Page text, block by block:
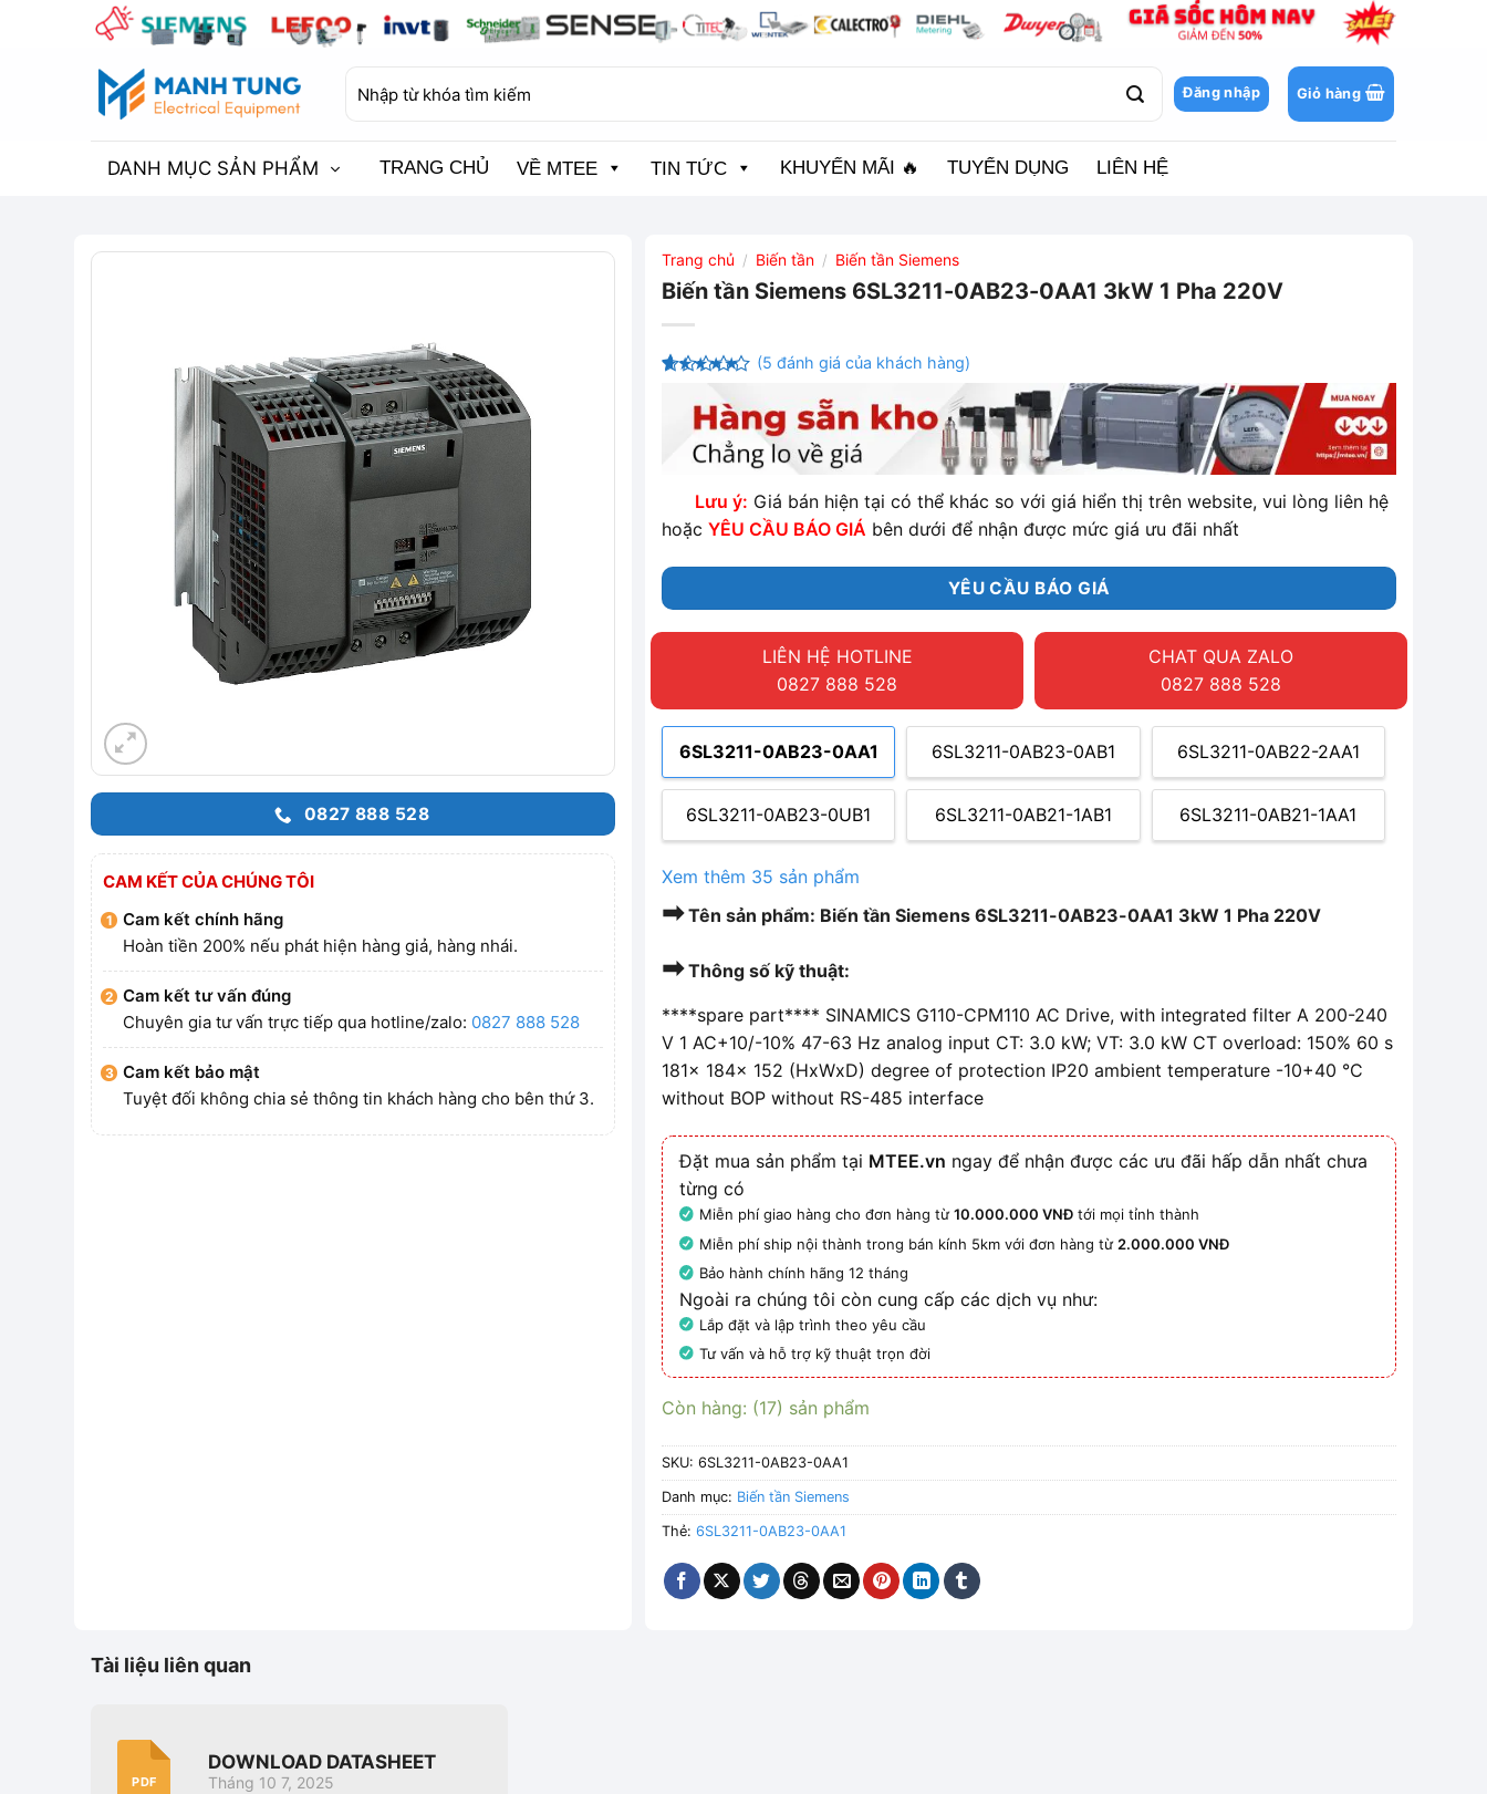
kiếm:
Đăng nhập Giỏ hàng
DANH MỤC SẢN PHẨM TRANG CHỦ VỀ MTEE TIN TỨC KHUYẾN MÃI 🔥 TUYỂN DỤNG LIÊN HỆ
0827 888 528
CAM KẾT CỦA CHÚNG TÔI
Cam kết chính hãng
Hoàn tiền 200% nếu phát hiện hàng giả, hàng nhái.
Cam kết tư vấn đúng
Chuyên gia tư vấn trực tiếp qua hotline/zalo: 0827 888 528
Cam kết bảo mật
Tuyệt đối không chia sẻ thông tin khách hàng cho bên thứ 3.
Trang chủ / Biến tần / Biến tần Siemens
Biến tần Siemens 6SL3211-0AB23-0AA1 3kW 1 Pha 220V
trên
5 dựa
trênđánh
(5 đánh giá của khách hàng)
Lưu ý: Giá bán hiện tại có thể khác so với giá hiển thị trên website, vui lòng liên hệ
hoặcYÊU CẦU BÁO GIÁ bên dưới để nhận được mức giá ưu đãi nhất
YÊU CẦU BÁO GIÁ
LIÊN HỆ HOTLINE
0827 888 528
CHAT QUA ZALO
0827 888 528
6SL3211-0AB23-0AA1 6SL3211-0AB23-0AB1 6SL3211-0AB22-2AA1
6SL3211-0AB23-0UB1 6SL3211-0AB21-1AB1 6SL3211-0AB21-1AA1
Xem thêm 35 sản phẩm
➡Tên sản phẩm: Biến tần Siemens 6SL3211-0AB23-0AA1 3kW 1 Pha 220V
➡Thông số kỹ thuật:
****spare part**** SINAMICS G110-CPM110 AC Drive, with integrated filter A 200-240
V 1 AC+10/-10% 47-63 Hz analog input CT: 3.0 kW; VT: 3.0 kW CT overload: 150% 60 s
181x 184x 152 (HxWxD) degree of protection IP20 ambient temperature -10+40 °C
without BOP without RS-485 interface
Đặt mua sản phẩm tại MTEE.vn ngay để nhận được các ưu đãi hấp dẫn nhất chưa
từng có
Miễn phí giao hàng cho đơn hàng từ10.000.000 VNĐ tới mọi tỉnh thành
Miễn phí ship nội thành trong bán kính 5km với đơn hàng từ 2.000.000 VNĐ
Bảo hành chính hãng 12 tháng
Ngoài ra chúng tôi còn cung cấp các dịch vụ như:
Lắp đặt và lập trình theo yêu cầu
Tư vấn và hỗ trợ kỹ thuật trọn đời
Còn hàng: (17) sản phẩm
SKU:6SL3211-0AB23-0AA1
Danh mục: Biến tần Siemens
Thẻ:6SL3211-0AB23-0AA1
Tài liệu liên quan
PDF
DOWNLOAD DATASHEET
Tháng 10 7, 2025